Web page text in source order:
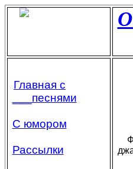
Главная с
___песнями
С юмором
Рассылки